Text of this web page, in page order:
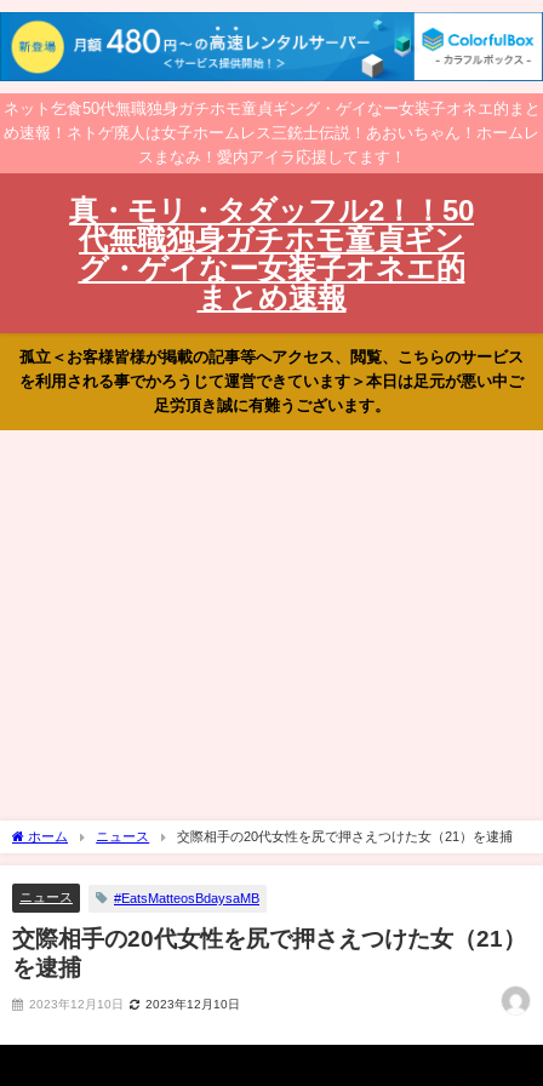
ネット乞食50代無職独身ガチホモ童貞ギング・ゲイなー女装子オネエ的まと
め速報！ネトゲ廃人は女子ホームレス三銃士伝説！あおいちゃん！ホームレ
スまなみ！愛内アイラ応援してます！
真・モリ・タダッフル2！！50
代無職独身ガチホモ童貞ギン
グ・ゲイなー女装子オネエ的
まとめ速報
孤立＜お客様皆様が掲載の記事等へアクセス、閲覧、こちらのサービス
を利用される事でかろうじて運営できています＞本日は足元が悪い中ご
足労頂き誠に有難うございます。
ホーム ニュース 交際相手の20代女性を尻で押さえつけた女（21）を逮捕
ニュース #EatsMatteosBdaysaMB
交際相手の20代女性を尻で押さえつけた女（21）
を逮捕
2023年12月10日 2023年12月10日